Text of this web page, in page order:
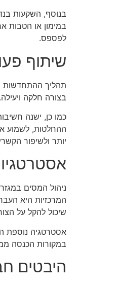
בנוסף, השקעות
במימון או הטבות
לפספס.
שיתוף
תהליך ההתחדשות
בצורה חלקה
כמו כן, ישנה
ההחלטות, לשמוע
יותר ולשיפור
ניהול המסים
המרכזיות היא
שיכול להקל על
אסטרטגיה נוספת
במקורות הכנסה
היבטים